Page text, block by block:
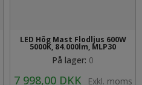
LED Hög Mast Flodljus 600W
5000K, 84.000lm, MLP30
På lager: 0
7 998,00 DKK Exkl. moms